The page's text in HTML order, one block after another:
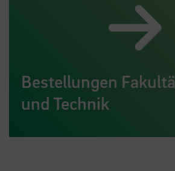
Bestellungen
und Technik